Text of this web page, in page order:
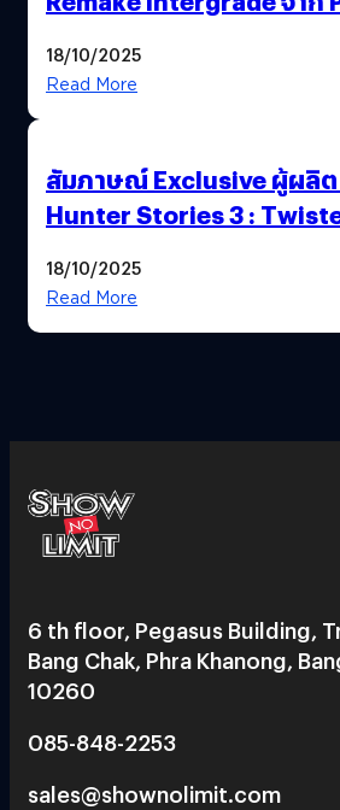
18/10/2025
Read More
สัมภาษณ์ Exclusive ผู้ผลิ
Hunter Stories 3 :
สวยฉ่ำ !
18/10/2025
Read More
6 th floor, Pegasus Building,
Bang Chak, Phra Khanong,
10260
085-848-2253
sales@shownolimit.com